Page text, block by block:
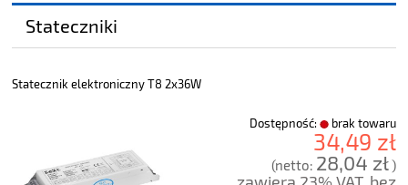
Stateczniki
Statecznik elektroniczny T8 2x36W
Dostępność: brak towaru
34,49 zł
(netto: 28,04 zł)